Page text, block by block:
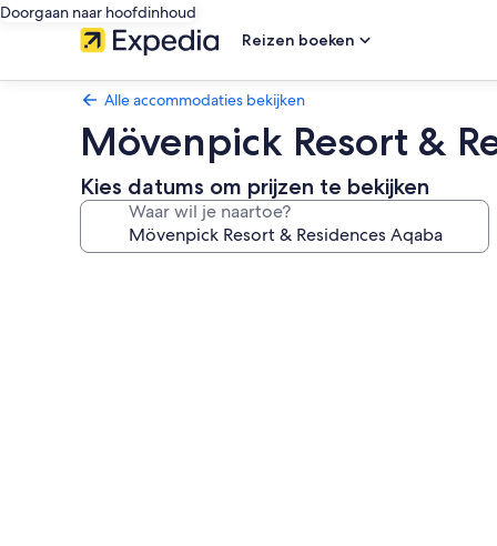
Doorgaan naar hoofdinhoud
Reizen boeken
Alle accommodaties bekijken
Mövenpick Resort &
Kies datums om prijzen te bekijken
Waar wil je naartoe?